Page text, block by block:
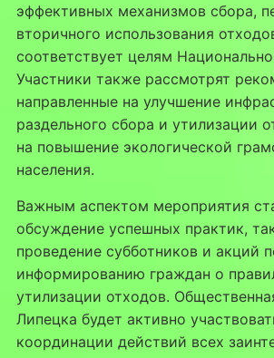
эффективных механизмов сбора,
вторичного использования
соответствует целям
Участники также рассмотрят
направленные на улучшение
раздельного сбора и утилизации
на повышение экологической
населения.
Важным аспектом мероприятия
обсуждение успешных практик,
проведение субботников и акций
информированию граждан о
утилизации отходов.
Липецка будет активно
координации действий всех